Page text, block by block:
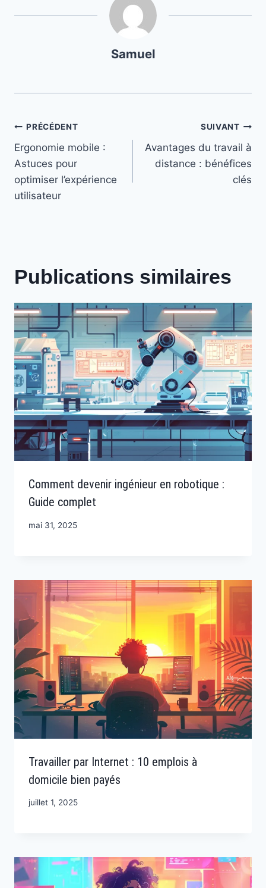
Samuel
Navigation
de
l’article
PRÉCÉDENT
Ergonomie mobile :
Astuces pour
optimiser l’expérience
utilisateur
SUIVANT
Avantages du travail à
distance : bénéfices
clés
Publications similaires
Comment devenir ingénieur en robotique :
Guide complet
mai 31, 2025
Travailler par Internet : 10 emplois à
domicile bien payés
juillet 1, 2025